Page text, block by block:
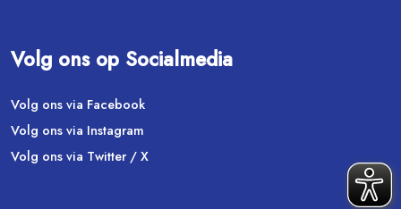
Volg ons op Socialmedia
Volg ons via Facebook
Volg ons via Instagram
Volg ons via Twitter / X